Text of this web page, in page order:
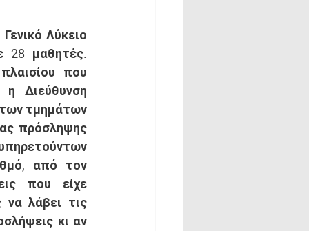
Λύκειο
28 μαθητές.
που
Διεύθυνση
των τμημάτων
πρόσληψης
από τον
που είχε
να λάβει τις
κι αν